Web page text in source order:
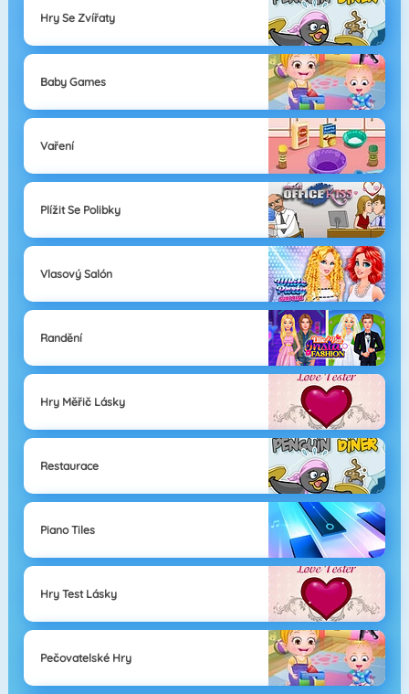
Hry Se Zvířaty
Baby Games
Vaření
Plížit Se Polibky
Vlasový Salón
Randění
Hry Měřič Lásky
Restaurace
Piano Tiles
Hry Test Lásky
Pečovatelské Hry